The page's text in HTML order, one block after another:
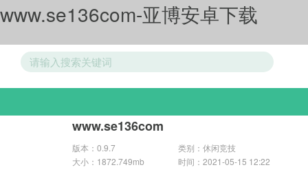
www.se136com-亚博安卓下载
游戏分类
www.se136com
版本：0.9.7
类别：休闲竞技
大小：1872.749mb
时间：2021-05-15 12:22